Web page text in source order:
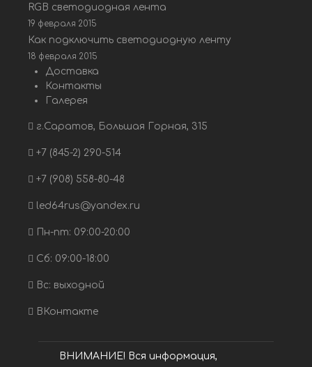
RGB светодиодная лента
19 февраля 2015
Как подключить светодиодную ленту
18 февраля 2015
Доставка
Контакты
Галерея
г.Саратов, Большая Горная, 315
+7 (845-2) 290-514
+7 (908) 558-80-48
led64rus@yandex.ru
Пн-пт: 09:00-20:00
Сб: 09:00-18:00
Вс: выходной
ВКонтакте
ВНИМАНИЕ! Вся информация,